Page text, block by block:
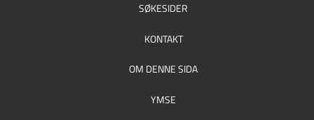
SØKESIDER
KONTAKT
OM DENNE SIDA
YMSE